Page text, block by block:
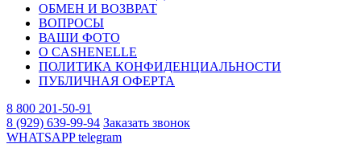
ОБМЕН И ВОЗВРАТ
ВОПРОСЫ
ВАШИ ФОТО
О CASHENELLE
ПОЛИТИКА КОНФИДЕНЦИАЛЬНОСТИ
ПУБЛИЧНАЯ ОФЕРТА
8 800 201-50-91
8 (929) 639-99-94 Заказать звонок
WHATSAPPtelegram